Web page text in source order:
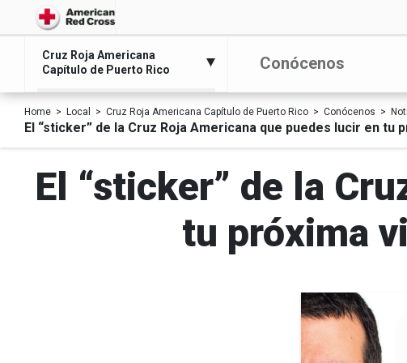
Cruz Roja Americana
Capítulo de Puerto Rico
Conócenos
Home Local Cruz Roja Americana Capítulo de Puerto Rico Conócenos
El “sticker” de la Cruz Roja Americana que puedes lucir en tu
El “sticker” de la
tu próxima